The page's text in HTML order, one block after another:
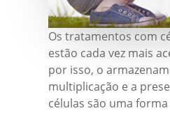
Os tratamentos com
estão cada vez mais
por isso, o
multiplicação e a
células são uma forma